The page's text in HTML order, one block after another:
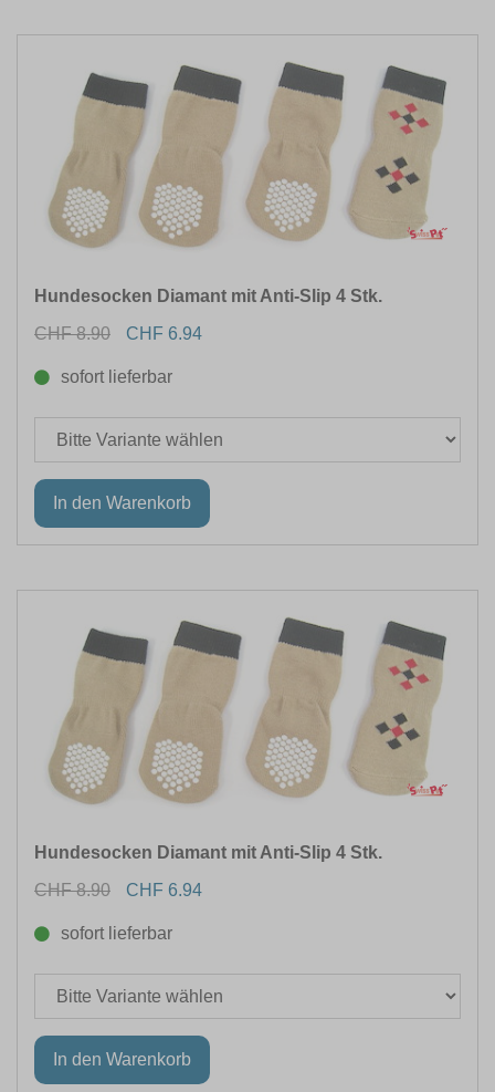
Hundesocken Diamant mit Anti-Slip 4 Stk.
CHF 8.90
CHF 6.94
sofort lieferbar
Hundesocken Diamant mit Anti-Slip 4 Stk.
CHF 8.90
CHF 6.94
sofort lieferbar